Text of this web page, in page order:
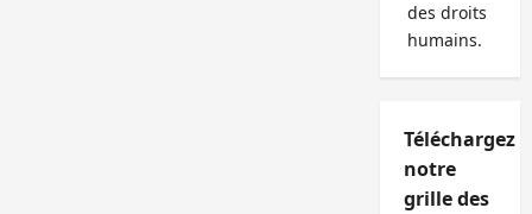
des droits
humains.
Téléchargez
notre
grille des